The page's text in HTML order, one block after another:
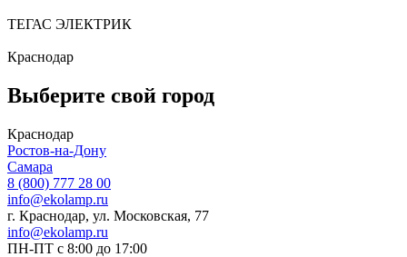
ТЕГАС ЭЛЕКТРИК
Краснодар
Выберите свой город
Краснодар
Ростов-на-Дону
Самара
8 (800) 777 28 00
info@ekolamp.ru
г. Краснодар, ул. Московская, 77
info@ekolamp.ru
ПН-ПТ с 8:00 до 17:00